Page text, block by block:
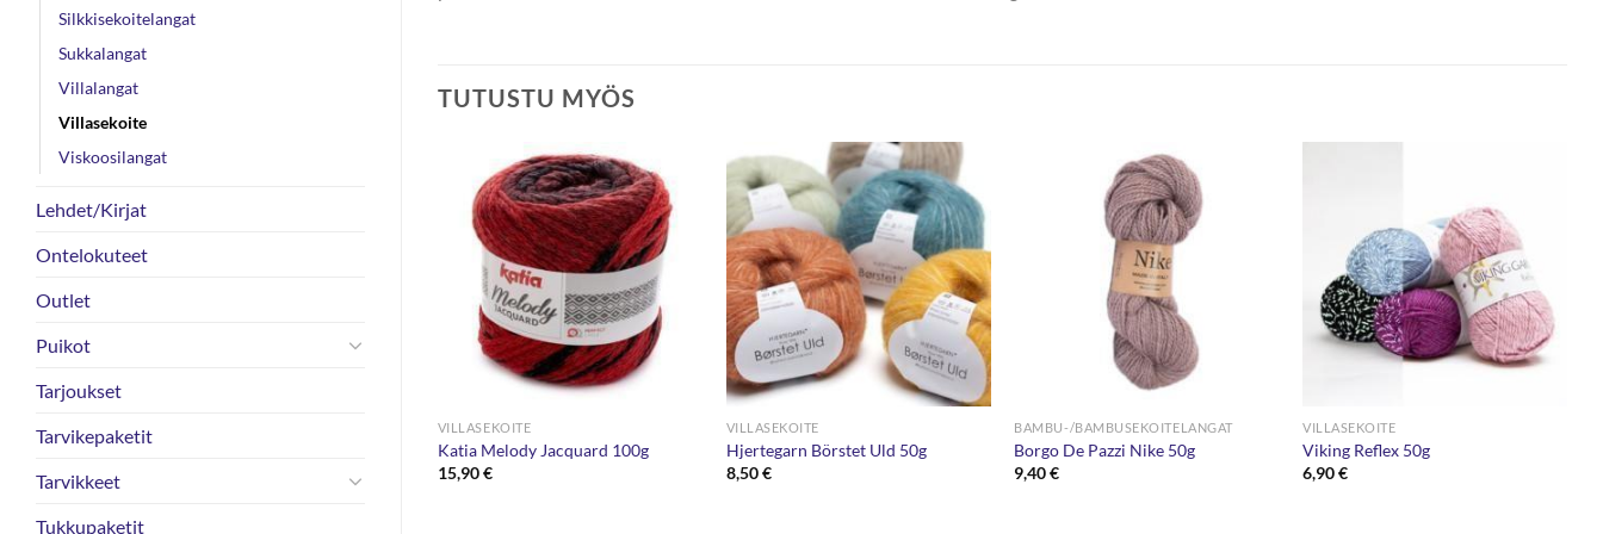
Silkkisekoitelangat
Sukkalangat
Villalangat
Villasekoite
Viskoosilangat
Lehdet/Kirjat
Ontelokuteet
Outlet
Puikot
Tarjoukset
Tarvikepaketit
Tarvikkeet
Tukkupaketit
TUTUSTU MYÖS
VILLASEKOITE
Katia Melody Jacquard 100g
15,90€
VILLASEKOITE
Hjertegarn Börstet Uld 50g
8,50€
BAMBU-/BAMBUSEKOITELANGAT
Borgo De Pazzi Nike 50g
9,40€
VILLASEKOITE
Viking Reflex 50g
6,90€
DROPS Cotton Merino 50g